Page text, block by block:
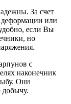
За счет
деформации или
если Вы
но
с
наконечник
Они
добычу.